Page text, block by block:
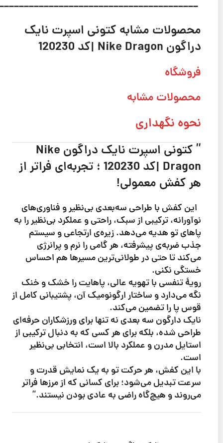
محصولات مشابه کتونی اسپرت نایک
دراگون Nike Dragon |كد 120230
فروشگاه
محصولات مشابه
نحوه نگهداری
”
کتونی اسپرت نایک دراگون Nike
Dragon |كد 120230
؛ تجربه‌ای فراتر از
هر کفش معمولی!
این کفش با طراحی سه‌بعدی بی‌نظیر و فناوری‌های
نوآورانه، ترکیبی از سبک، راحتی و عملکرد بی‌نظیر را به
پاهای تو هدیه می‌دهد. زیره‌ی ارتجاعی و سیستم
جذب ضربه‌ی پیشرفته، هر گامی را نرم و پرانرژی
می‌کند تا حتی در طولانی‌ترین مسیرها هم احساس
خستگی نکنی.
رویۀ تنفسی با تهویه عالی، پاهایت را خشک و خنک
نگه می‌دارد و ساختار ارگونومیک آن، پشتیبانی کامل از
قوس پا را تضمین می‌کند.
نایک دارگون سه بعدی نه تنها برای ورزشکاران حرفه‌ای
طراحی شده، بلکه برای هر کسی که به دنبال ترکیبی از
استایل مدرن و عملکرد بالا است، انتخابی بی‌نظیر
است.
با این کفش، هر حرکت تو به یک نمایش قدرت و
سرعت تبدیل می‌شود؛ برای کسانی که از مرزها فراتر
می‌روند و هیچ‌گاه راضی به عادی بودن نیستند.”